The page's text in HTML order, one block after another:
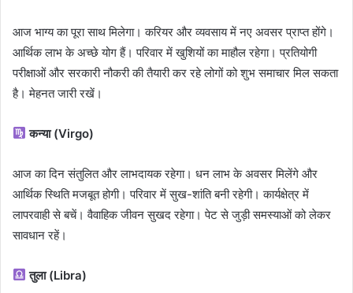
आज भाग्य का पूरा साथ मिलेगा। करियर और व्यवसाय में नए अवसर प्राप्त होंगे।
आर्थिक लाभ के अच्छे योग हैं। परिवार में खुशियों का माहौल रहेगा। प्रतियोगी
परीक्षाओं और सरकारी नौकरी की तैयारी कर रहे लोगों को शुभ समाचार मिल सकता
है। मेहनत जारी रखें।
कन्या (Virgo)
आज का दिन संतुलित और लाभदायक रहेगा। धन लाभ के अवसर मिलेंगे और
आर्थिक स्थिति मजबूत होगी। परिवार में सुख-शांति बनी रहेगी। कार्यक्षेत्र में
लापरवाही से बचें। वैवाहिक जीवन सुखद रहेगा। पेट से जुड़ी समस्याओं को लेकर
सावधान रहें।
तुला (Libra)